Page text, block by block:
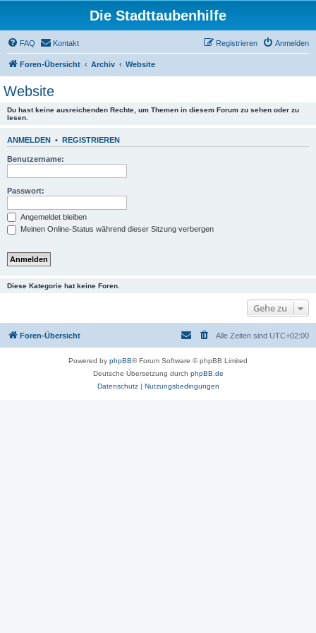
Die Stadttaubenhilfe
FAQ Kontakt Anmelden
Registrieren
Foren-Übersicht Archiv Website
Website
Du hast keine ausreichenden Rechte, um Themen in diesem Forum zu sehen oder zu
lesen.
ANMELDEN • REGISTRIEREN
Benutzername:
Passwort:
Angemeldet bleiben
Meinen Online-Status während dieser Sitzung verbergen
Diese Kategorie hat keine Foren.
Gehe zu
Foren-Übersicht Alle Zeiten sind UTC+02:00
Powered by phpBB® Forum Software © phpBB Limited
Deutsche Übersetzung durch phpBB.de
Datenschutz| Nutzungsbedingungen